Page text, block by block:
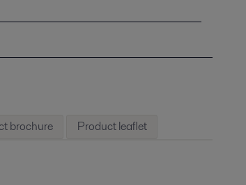
brochure Product leaflet